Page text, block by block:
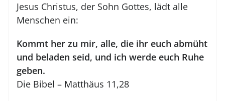
Jesus Christus, der Sohn Gottes, lädt alle
Menschen ein:
Kommt her zu mir, alle, die ihr euch abmüht
und beladen seid, und ich werde euch Ruhe
geben.
Die Bibel – Matthäus 11,28